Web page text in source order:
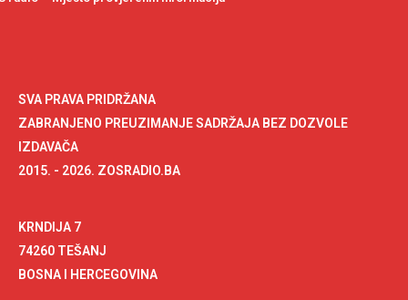
SVA PRAVA PRIDRŽANA
ZABRANJENO PREUZIMANJE SADRŽAJA BEZ DOZVOLE
IZDAVAČA
2015. - 2026. ZOSRADIO.BA
KRNDIJA 7
74260 TEŠANJ
BOSNA I HERCEGOVINA